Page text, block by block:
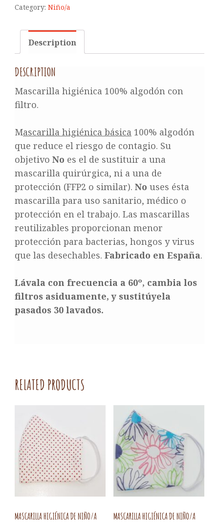
Category: Niño/a
Description
DESCRIPTION
Mascarilla higiénica 100% algodón con
filtro.
Mascarilla higiénica básica 100% algodón
que reduce el riesgo de contagio. Su
objetivo No es el de sustituir a una
mascarilla quirúrgica, ni a una de
protección (FFP2 o similar). No uses ésta
mascarilla para uso sanitario, médico o
protección en el trabajo. Las mascarillas
reutilizables proporcionan menor
protección para bacterias, hongos y virus
que las desechables. Fabricado en España.
Lávala con frecuencia a 60º, cambia los
filtros asiduamente, y sustitúyela
pasados 30 lavados.
RELATED PRODUCTS
MASCARILLA HIGIÉNICA DE NIÑO/A MASCARILLA HIGIÉNICA DE NIÑO/A